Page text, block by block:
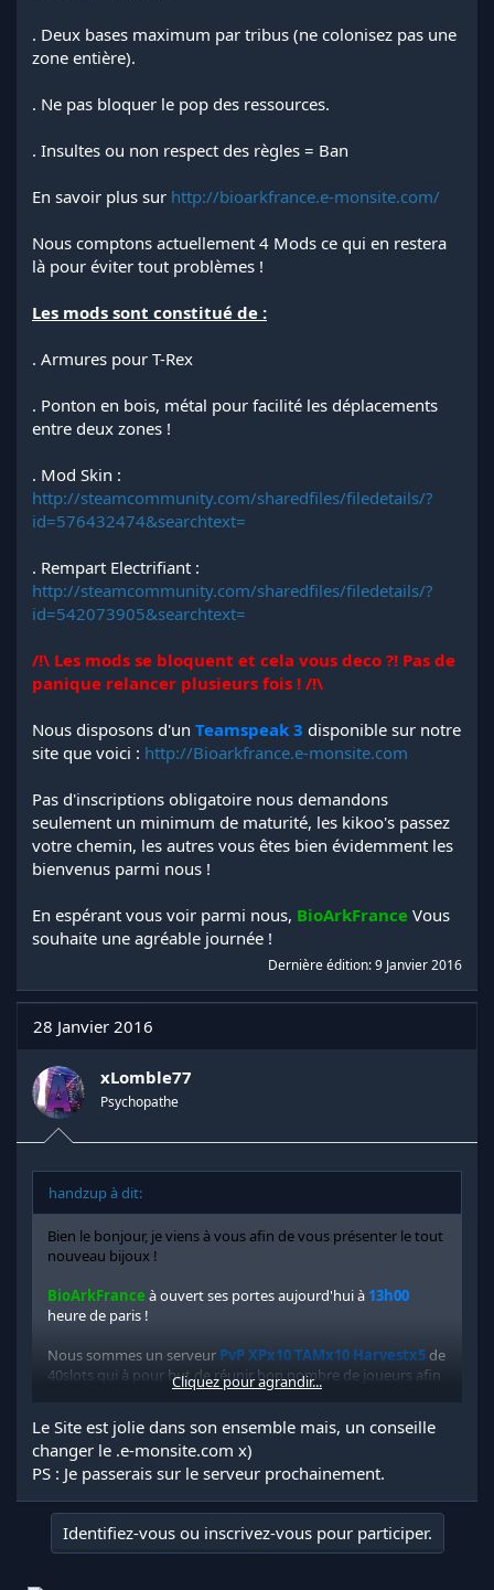
. Deux bases maximum par tribus (ne colonisez pas une
zone entière).
. Ne pas bloquer le pop des ressources.
. Insultes ou non respect des règles = Ban
En savoir plus sur http://bioarkfrance.e-monsite.com/
Nous comptons actuellement 4 Mods ce qui en restera
là pour éviter tout problèmes !
Les mods sont constitué de :
. Armures pour T-Rex
. Ponton en bois, métal pour facilité les déplacements
entre deux zones !
. Mod Skin :
http://steamcommunity.com/sharedfiles/filedetails/?
id=576432474&searchtext=
. Rempart Electrifiant :
http://steamcommunity.com/sharedfiles/filedetails/?
id=542073905&searchtext=
/!\ Les mods se bloquent et cela vous deco ?! Pas de
panique relancer plusieurs fois ! /!\
Nous disposons d'un Teamspeak 3 disponible sur notre
site que voici : http://Bioarkfrance.e-monsite.com
Pas d'inscriptions obligatoire nous demandons
seulement un minimum de maturité, les kikoo's passez
votre chemin, les autres vous êtes bien évidemment les
bienvenus parmi nous !
En espérant vous voir parmi nous, BioArkFrance Vous
souhaite une agréable journée !
Dernière édition:9 Janvier 2016
28 Janvier 2016
xLomble77
Psychopathe
handzup à dit:
Bien le bonjour, je viens à vous afin de vous présenter le tout
nouveau bijoux !
BioArkFrance à ouvert ses portes aujourd'hui à 13h00
heure de paris !
Nous sommes un serveur PvP XPx10 TAMx10 Harvestx5de
40slots qui à pour but de réunir bon nombre de joueurs afin
de partager une expérience de jeu dans les meilleures
Le serveur est mis à jour lorsque celles-ci sortent du lundi au
vendredi à partir de 18h00, heure de Paris sauf Week-End ou
Les raids sont autorisé de 14h00 à 00h00 heure française, il
n'y à pas de plugin à ce sujet donc merci de respecter ces
horaires (LinuxServer=incompatibilité du plugin)!
Cliquez pour agrandir...
Le Site est jolie dans son ensemble mais, un conseille
changer le .e-monsite.com x)
PS : Je passerais sur le serveur prochainement.
Identifiez-vous ou inscrivez-vous pour participer.